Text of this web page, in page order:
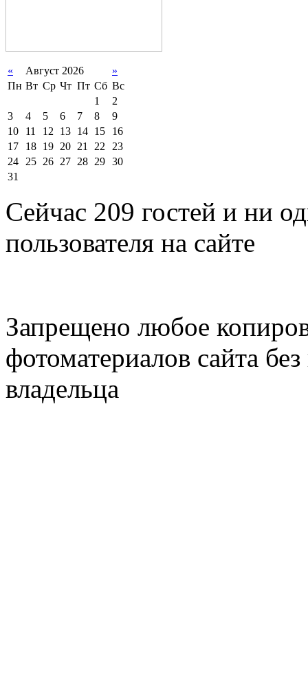
« Август 2026
»
Пн Вт Ср Чт Пт Сб Вс
1
2
3
4 5 6 7 8
9
10
11 12 13 14 15
16
17
18 19 20 21 22
23
24
25 26 27 28 29 30
31
Сейчас 209 гостей и ни
пользователя на сайте
Запрещено любое
фотоматериалов сайта
владельца